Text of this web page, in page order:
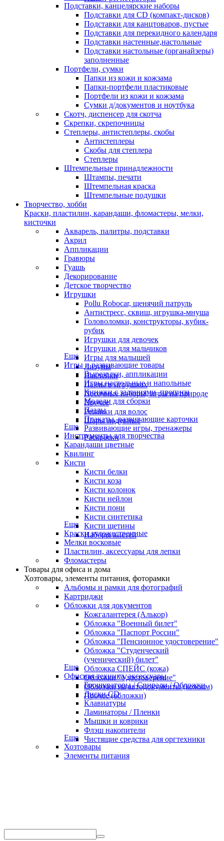
Подставки, канцелярские наборы
Подставки для CD (компакт-дисков)
Подставки для канцтоваров, пустые
Подставки для перекидного календаря
Подставки настенные,настольные
Подставки настольные (органайзеры)
заполненные
Портфели, сумки
Папки из кожи и кожзама
Папки-портфели пластиковые
Портфели из кожи и кожзама
Сумки д/документов и ноутбука
Скотч, диспенсер для скотча
Скрепки, скрепочницы
Степлеры, антистеплеры, скобы
Антистеплеры
Скобы для степлера
Степлеры
Штемпельные принадлежности
Штампы, печати
Штемпельная краска
Штемпельные подушки
Творчество, хобби
Краски, пластилин, карандаши, фломастеры, мелки,
кисточки
Акварель, палитры, подставки
Акрил
Аппликации
Гравюры
Гуашь
Декорирование
Детское творчество
Игрушки
Pollu Robocar, щенячий патруль
Антистресс, сквиш, игрушка-мнуша
Головоломки, конструкторы, кубик-
рубик
Игрушки для девочек
Игрушки для мальчиков
Игры для малышей
Лизуны
Наклейки
Пазлы в игрушках
Песочные наборы, игры на природе
Прочее
Резинки для волос
Шары надувные
Еще
Игры и развивающие товары
Вырезалки, аппликации
Игры настольные и напольные
Книжки с заданиями, прописи
Модели для сборки
Пазлы
Плакаты, развивающие карточки
Развивающие игры, тренажеры
Раскраски
Еще
Инструменты для творчества
Карандаши цветные
Квилинг
Кисти
Кисти белки
Кисти коза
Кисти колонок
Кисти нейлон
Кисти пони
Кисти синтетика
Кисти щетины
Наборы кистей
Еще
Краски художественные
Мелки восковые
Пластилин, аксессуары для лепки
Фломастеры
Товары для офиса и дома
Хозтовары, элементы питания, фоторамки
Альбомы и рамки для фотографий
Картриджи
Обложки для документов
Кожгалантерея (Алькор)
Обложка "Военный билет"
Обложка "Паспорт России"
Обложка "Пенсионное удостоверение"
Обложка "Студенческий
(ученический) билет"
Обложка СПЕЙС (кожа)
Обложки "Удостоверение"
Обложки на автодокументы (кожзам)
Прочее (обложки)
Еще
Офисная техника, аксессуары
Брошураторы / Спирали / Обложки
Диски CD
Клавиатуры
Ламинаторы / Пленки
Мышки и коврики
Флэш накопители
Чистящие средства для оргтехники
Еще
Хозтовары
Элементы питания